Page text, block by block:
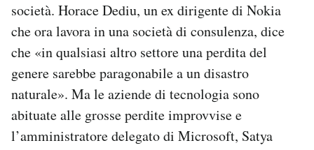
società. Horace Dediu, un ex dirigente di Nokia
che ora lavora in una società di consulenza, dice
che «in qualsiasi altro settore una perdita del
genere sarebbe paragonabile a un disastro
naturale». Ma le aziende di tecnologia sono
abituate alle grosse perdite improvvise e
l’amministratore delegato di Microsoft, Satya